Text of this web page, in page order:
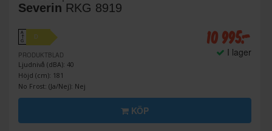
Severin RKG 8919
A
↑
G
D
PRODUKTBLAD
Ljudnivå (dBA): 40
Höjd (cm): 181
No Frost: (Ja/Nej): Nej
10 995:-
I lager
KÖP